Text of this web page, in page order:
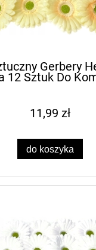
Gerbery
12 Sztuk Do
11,99 zł
do koszyka